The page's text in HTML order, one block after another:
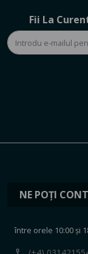
Fii La
NE POȚI
între orele 10:00 și